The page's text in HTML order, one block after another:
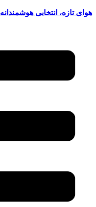
هوای تازه، انتخابی هوشمندانه